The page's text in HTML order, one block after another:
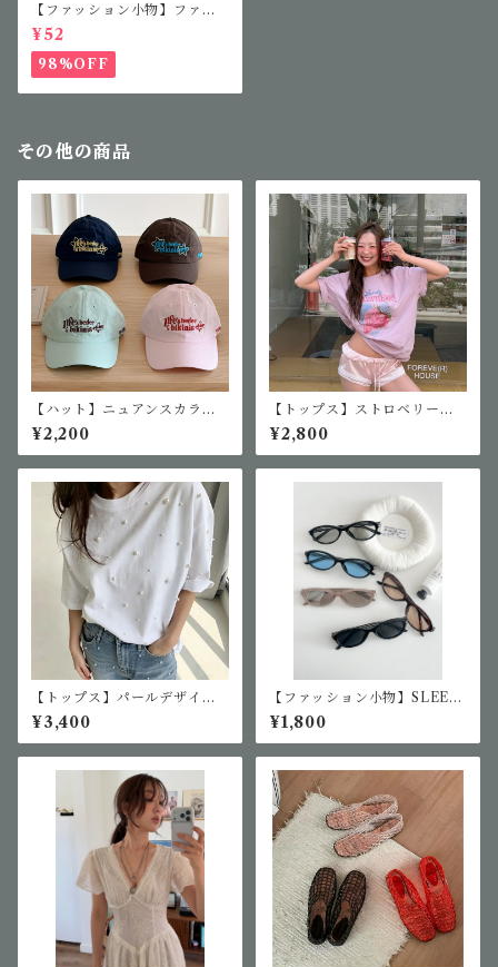
【ファッション小物】ファッ
ションサングラス
¥52
98%OFF
その他の商品
【ハット】ニュアンスカラー
ベースボールキャップ
¥2,200
【トップス】ストロベリーロ
ゴTシャツ
¥2,800
【トップス】パールデザインT
シャツ
¥3,400
【ファッション小物】SLEEK
MOODサングラス
¥1,800